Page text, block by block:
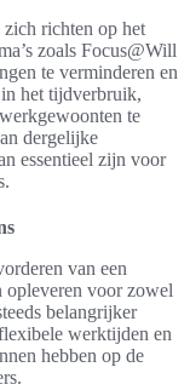
richten op het
zoals Focus@Will
te verminderen en
het tijdverbruik,
te
dergelijke
essentieel zijn voor
van een
opleveren voor zowel
belangrijker
werktijden en
hebben op de